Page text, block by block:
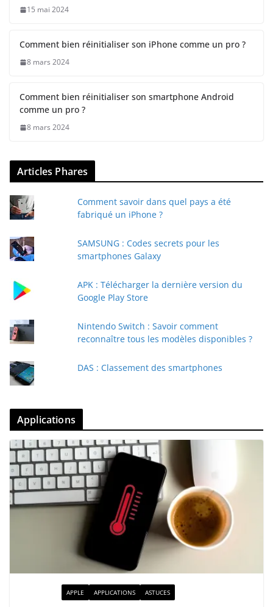
15 mai 2024
Comment bien réinitialiser son iPhone comme un pro ?
8 mars 2024
Comment bien réinitialiser son smartphone Android
comme un pro ?
8 mars 2024
Articles Phares
Comment savoir dans quel pays a été
fabriqué un iPhone ?
SAMSUNG : Codes secrets pour les
smartphones Galaxy
APK : Télécharger la dernière version du
Google Play Store
Nintendo Switch : Savoir comment
reconnaître tous les modèles disponibles ?
DAS : Classement des smartphones
Applications
APPLE APPLICATIONS ASTUCES